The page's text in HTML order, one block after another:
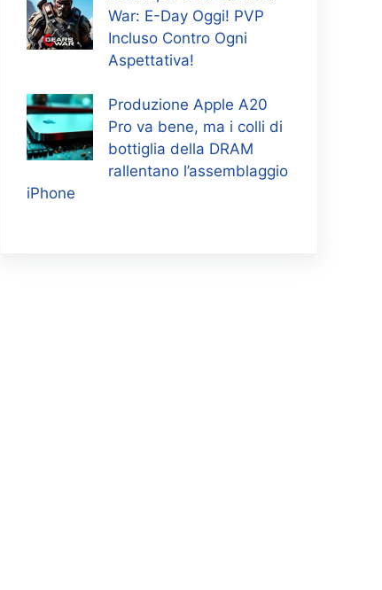
War: E-Day Oggi! PVP
Incluso Contro Ogni
Aspettativa!
Produzione Apple A20
Pro va bene, ma i colli di
bottiglia della DRAM
rallentano l’assemblaggio
iPhone